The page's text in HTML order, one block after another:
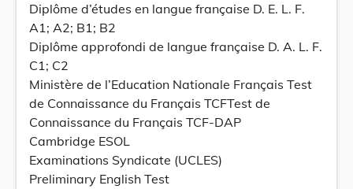
Diplôme d’études en langue française D. E. L. F.
A1; A2; B1; B2
Diplôme approfondi de langue française D. A. L. F.
C1; C2
Ministère de l’Education Nationale Français Test
de Connaissance du Français TCFTest de
Connaissance du Français TCF-DAP
Cambridge ESOL
Examinations Syndicate (UCLES)
Preliminary English Test